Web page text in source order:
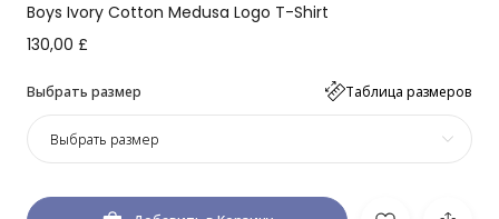
Boys Ivory Cotton Medusa Logo T-Shirt
130,00 £
Выбрать размер Таблица размеров
Выбрать размер